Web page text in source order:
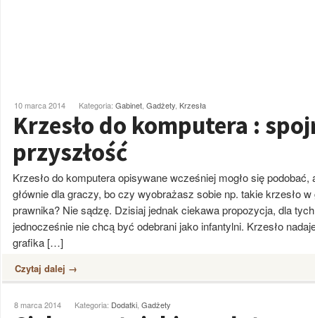
10 marca 2014 Kategoria: Gabinet Gadżety Krzesła
Krzesło do komputera :
przyszłość
Krzesło do komputera opisywane wcześniej mogło się
głównie dla graczy, bo czy wyobrażasz sobie np. takie krzesło
prawnika? Nie sądzę. Dzisiaj jednak ciekawa propozycja, dla
jednocześnie nie chcą być odebrani jako infantylni. Krzesło
grafika […]
Czytaj dalej →
8 marca 2014 Kategoria: Dodatki Gadżety